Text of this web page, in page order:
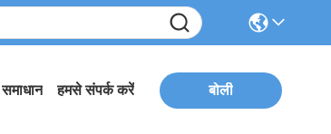
समाधान हमसे संपर्क करें बोली